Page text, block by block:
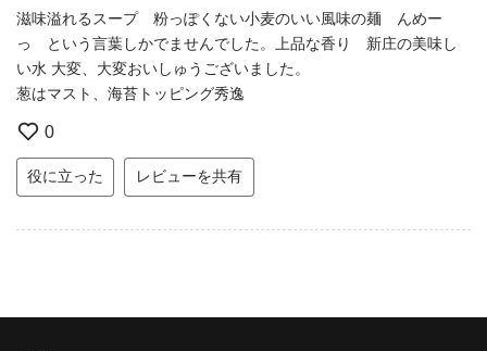
滋味溢れるスープ 粉っぽくない小麦のいい風味の麺 んめー
っ という言葉しかでませんでした。上品な香り 新庄の美味し
い水 大変、大変おいしゅうございました。
葱はマスト、海苔トッピング秀逸
0
役に立った レビューを共有